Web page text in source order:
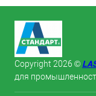
Copyright 2026 ©
для